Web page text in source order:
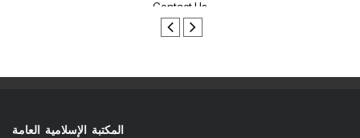
المكتبة الإسلامية العامة